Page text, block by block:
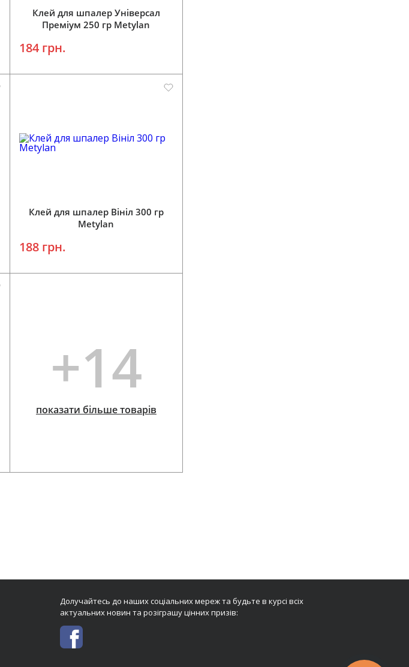
Клей для шпалер Універсал
Преміум 250 гр Metylan
184 грн.
Додати у кошик
Клей для шпалер Вініл 300 гр
Metylan
188 грн.
+14
показати більше товарів
Долучайтесь до наших соціальних мереж та будьте в курсі всіх
актуальних новин та розіграшу цінних призів: